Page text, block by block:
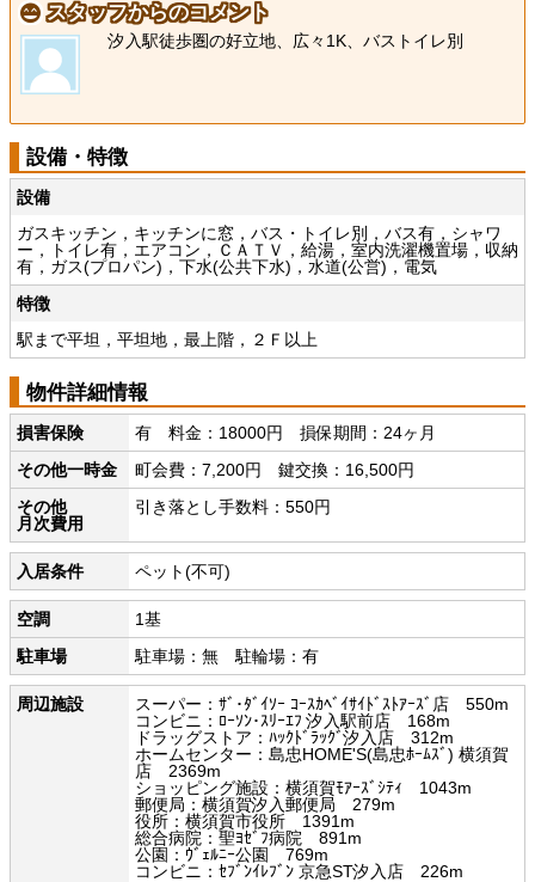
スタッフからのコメント
汐入駅徒歩圏の好立地、広々1K、バストイレ別
設備・特徴
設備
ガスキッチン，キッチンに窓，バス・トイレ別，バス有，シャワ
ー，トイレ有，エアコン，ＣＡＴＶ，給湯，室内洗濯機置場，収納
有，ガス(プロパン)，下水(公共下水)，水道(公営)，電気
特徴
駅まで平坦，平坦地，最上階，２Ｆ以上
物件詳細情報
損害保険
有 料金：18000円 損保期間：24ヶ月
その他一時金
町会費：7,200円 鍵交換：16,500円
その他
月次費用
引き落とし手数料：550円
入居条件 ペット(不可)
空調
1基
駐車場
駐車場：無 駐輪場：有
周辺施設
スーパー：ｻﾞ･ﾀﾞｲｿｰ ｺｰｽｶﾍﾞｲｻｲﾄﾞｽﾄｱｰｽﾞ店 550m
コンビニ：ﾛｰｿﾝ･ｽﾘｰｴﾌ 汐入駅前店 168m
ドラッグストア：ﾊｯｸﾄﾞﾗｯｸﾞ汐入店 312m
ホームセンター：島忠HOME'S(島忠ﾎｰﾑｽﾞ) 横須賀
店 2369m
ショッピング施設：横須賀ﾓｱｰｽﾞｼﾃｨ 1043m
郵便局：横須賀汐入郵便局 279m
役所：横須賀市役所 1391m
総合病院：聖ﾖｾﾞﾌ病院 891m
公園：ｳﾞｪﾙﾆｰ公園 769m
コンビニ：ｾﾌﾞﾝｲﾚﾌﾞﾝ 京急ST汐入店 226m